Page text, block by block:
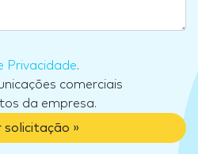
Privacidade.
comerciais
da empresa.
solicitação »